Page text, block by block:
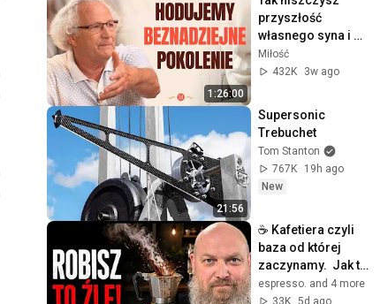
1:26:00
przyszłość
własnego syna i
córki. Prof.
Jędrzejko o
błędzie | MIŁOŚĆ
#25
Miłość
432K
3w ago
21:56
Supersonic
Trebuchet
Tom Stanton
767K
19h ago
New
☕️ Kafetiera czyli
baza od której
zaczynamy.  Jak to
zrobić zobaczysz w
tym materiale.🫡
espresso. and 4 more